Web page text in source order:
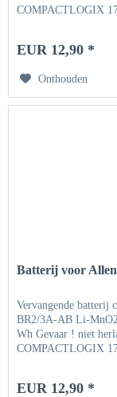
COMPACTLOGIX
EUR 12,90 *
Onthouden
Batterij voor
Vervangende batterij
BR2/3A-AB Li-
Wh Gevaar ! niet
COMPACTLOGIX
EUR 12,90 *